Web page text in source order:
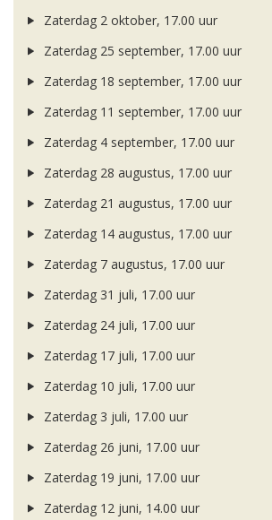
Zaterdag 2 oktober, 17.00 uur
Zaterdag 25 september, 17.00 uur
Zaterdag 18 september, 17.00 uur
Zaterdag 11 september, 17.00 uur
Zaterdag 4 september, 17.00 uur
Zaterdag 28 augustus, 17.00 uur
Zaterdag 21 augustus, 17.00 uur
Zaterdag 14 augustus, 17.00 uur
Zaterdag 7 augustus, 17.00 uur
Zaterdag 31 juli, 17.00 uur
Zaterdag 24 juli, 17.00 uur
Zaterdag 17 juli, 17.00 uur
Zaterdag 10 juli, 17.00 uur
Zaterdag 3 juli, 17.00 uur
Zaterdag 26 juni, 17.00 uur
Zaterdag 19 juni, 17.00 uur
Zaterdag 12 juni, 14.00 uur